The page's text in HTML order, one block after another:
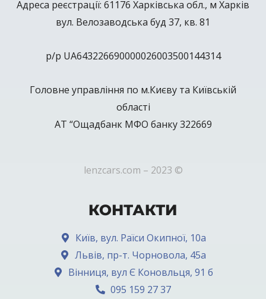
Адреса реєстрації: 61176 Харківська обл., м Харків
вул. Велозаводська буд 37, кв. 81
р/р UA643226690000026003500144314
Головне управління по м.Києву та Київській
області
АТ “Ощадбанк МФО банку 322669
lenzcars.com – 2023 ©
КОНТАКТИ
Київ, вул. Раїси Окипної, 10а
Львів, пр-т. Чорновола, 45а
Вінниця, вул Є Коновльця, 91 б
095 159 27 37